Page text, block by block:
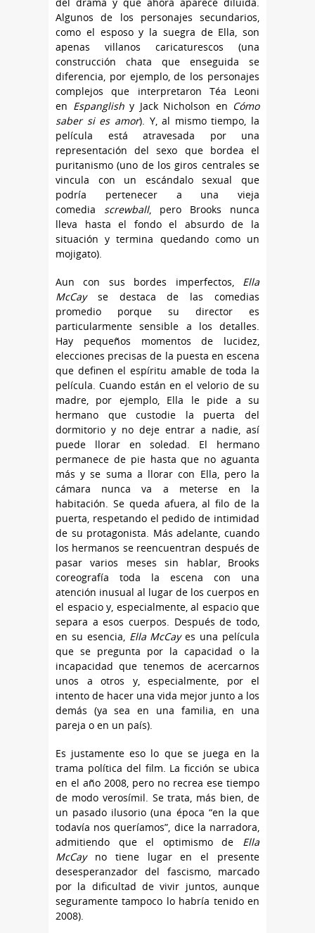
Algunos de los personajes secundarios,
como el esposo y la suegra de Ella, son
apenas villanos caricaturescos (una
construcción chata que enseguida se
diferencia, por ejemplo, de los personajes
complejos que interpretaron Téa Leoni
en Espanglishy Jack Nicholson en Cómo
saber si es amor). Y, al mismo tiempo, la
película está atravesada por una
representación del sexo que bordea el
puritanismo (uno de los giros centrales se
vincula con un escándalo sexual que
podría pertenecer a una vieja
comedia screwball, pero Brooks nunca
lleva hasta el fondo el absurdo de la
situación y termina quedando como un
mojigato).
Aun con sus bordes imperfectos, Ella
McCayse destaca de las comedias
promedio porque su director es
particularmente sensible a los detalles.
Hay pequeños momentos de lucidez,
elecciones precisas de la puesta en escena
que definen el espíritu amable de toda la
película. Cuando están en el velorio de su
madre, por ejemplo, Ella le pide a su
hermano que custodie la puerta del
dormitorio y no deje entrar a nadie, así
puede llorar en soledad. El hermano
permanece de pie hasta que no aguanta
más y se suma a llorar con Ella, pero la
cámara nunca va a meterse en la
habitación. Se queda afuera, al filo de la
puerta, respetando el pedido de intimidad
de su protagonista. Más adelante, cuando
los hermanos se reencuentran después de
pasar varios meses sin hablar, Brooks
coreografía toda la escena con una
atención inusual al lugar de los cuerpos en
el espacio y, especialmente, al espacio que
separa a esos cuerpos. Después de todo,
en su esencia, Ella McCayes una película
que se pregunta por la capacidad o la
incapacidad que tenemos de acercarnos
unos a otros y, especialmente, por el
intento de hacer una vida mejor junto a los
demás (ya sea en una familia, en una
pareja o en un país).
Es justamente eso lo que se juega en la
trama política del film. La ficción se ubica
en el año 2008, pero no recrea ese tiempo
de modo verosímil. Se trata, más bien, de
un pasado ilusorio (una época “en la que
todavía nos queríamos”, dice la narradora,
admitiendo que el optimismo de Ella
McCayno tiene lugar en el presente
desesperanzador del fascismo, marcado
por la dificultad de vivir juntos, aunque
seguramente tampoco lo habría tenido en
2008).